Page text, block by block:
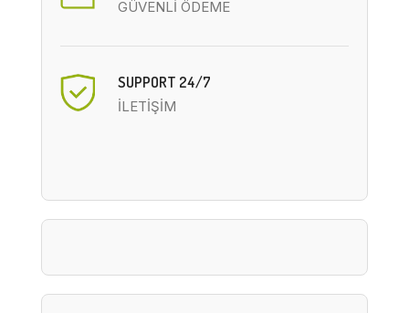
GÜVENLİ ÖDEME
SUPPORT 24/7
İLETİŞİM